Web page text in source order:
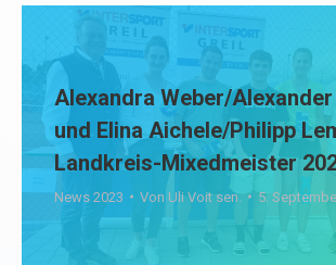
Alexandra Weber/
und Elina Aichele/Philipp
Landkreis-Mixedmeister
News 2023 Von Uli Voit sen. 5.